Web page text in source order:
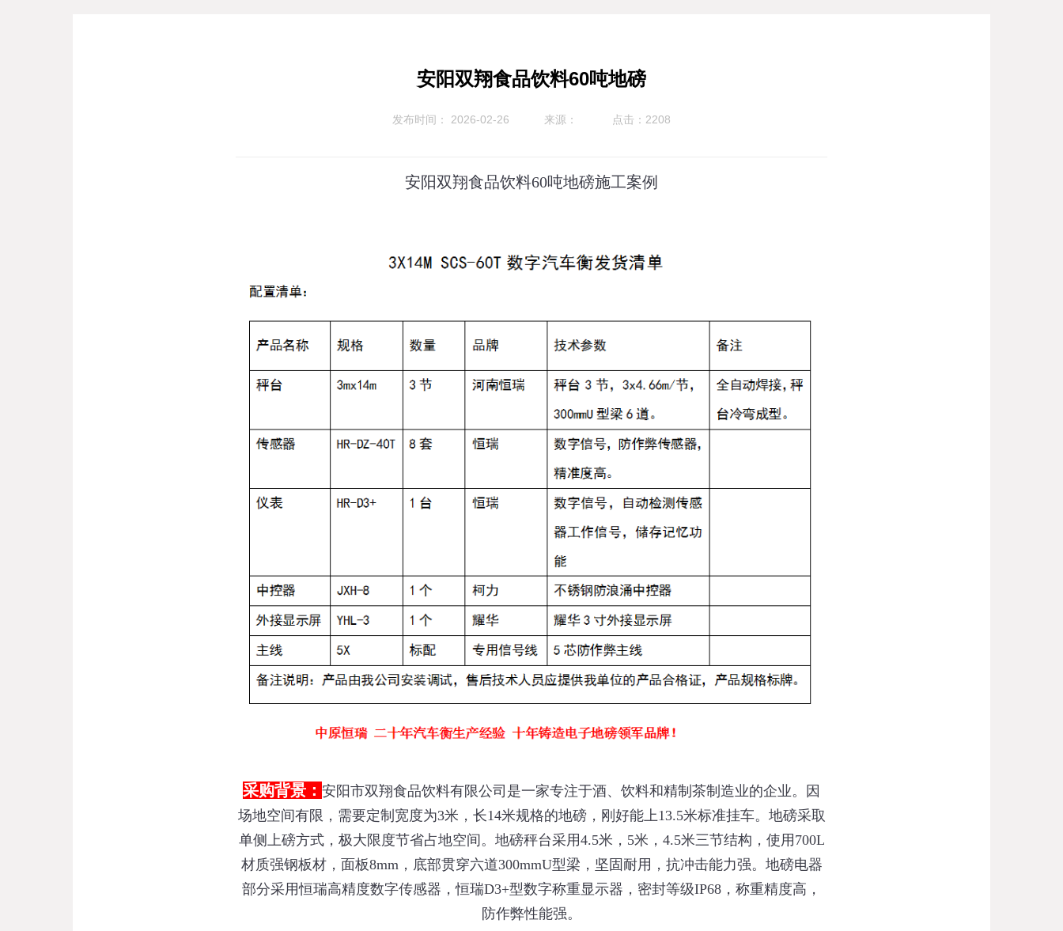
安阳双翔食品饮料60吨地磅
发布时间： 2026-02-26 来源： 点击：2208
安阳双翔食品饮料60吨地磅施工案例
采购背景： 安阳市双翔食品饮料有限公司是一家专注于酒、饮料和精制茶制造业的企业。因
场地空间有限，需要定制宽度为3米，长14米规格的地磅，刚好能上13.5米标准挂车。地磅采取
单侧上磅方式，极大限度节省占地空间。地磅秤台采用4.5米，5米，4.5米三节结构，使用700L
材质强钢板材，面板8mm，底部贯穿六道300mmU型梁，坚固耐用，抗冲击能力强。地磅电器
部分采用恒瑞高精度数字传感器，恒瑞D3+型数字称重显示器，密封等级IP68，称重精度高，
防作弊性能强。